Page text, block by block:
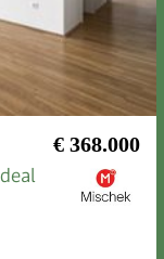
€ 368.000